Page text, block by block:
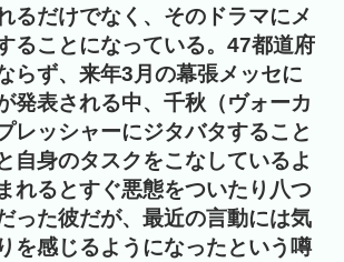
るだけでなく、そのドラマにメ
ることになっている。47都道府
らず、来年3月の幕張メッセに
発表される中、千秋（ヴォーカ
レッシャーにジタバタすること
自身のタスクをこなしているよ
れるとすぐ悪態をついたり八つ
った彼だが、最近の言動には気
を感じるようになったという噂